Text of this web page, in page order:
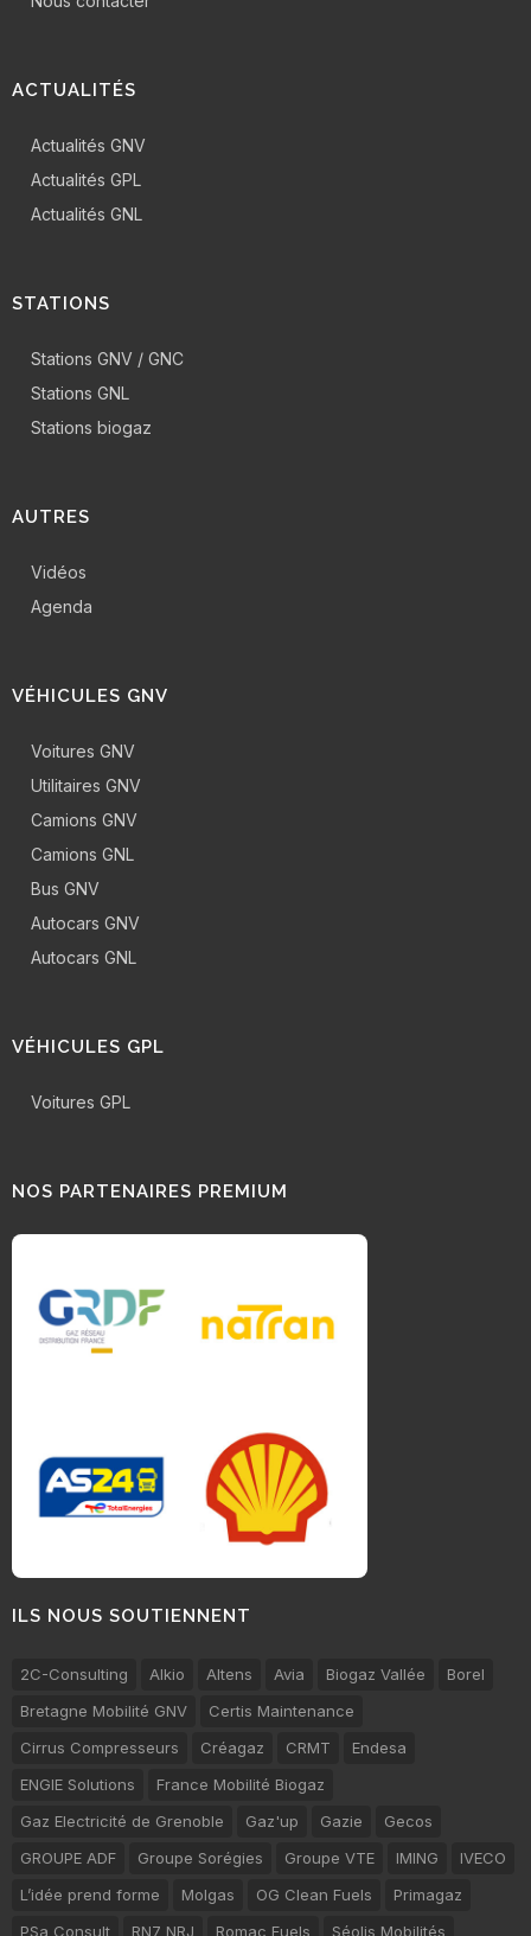
ACTUALITÉS
Actualités GNV
Actualités GPL
Actualités GNL
STATIONS
Stations GNV / GNC
Stations GNL
Stations biogaz
AUTRES
Vidéos
Agenda
VÉHICULES GNV
Voitures GNV
Utilitaires GNV
Camions GNV
Camions GNL
Bus GNV
Autocars GNV
Autocars GNL
VÉHICULES GPL
Voitures GPL
NOS PARTENAIRES PREMIUM
ILS NOUS SOUTIENNENT
2C-Consulting Alkio Altens Avia Biogaz Vallée
Borel
Bretagne Mobilité GNV
Certis Maintenance
Cirrus Compresseurs
Créagaz CRMT
Endesa
ENGIE Solutions
France Mobilité Biogaz
Gaz Electricité de Grenoble
Gaz'up Gazie
Gecos
GROUPE ADF
Groupe Sorégies Groupe VTE IMING
IVECO
L’idée prend forme
Molgas OG Clean Fuels
Primagaz
PSa Consult
RN7 NRJ Romac Fuels Séolis Mobilités